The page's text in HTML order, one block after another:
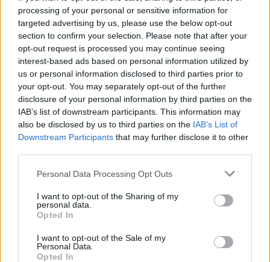
processing of your personal or sensitive information for
targeted advertising by us, please use the below opt-out
section to confirm your selection. Please note that after your
opt-out request is processed you may continue seeing
interest-based ads based on personal information utilized by
us or personal information disclosed to third parties prior to
your opt-out. You may separately opt-out of the further
disclosure of your personal information by third parties on the
IAB’s list of downstream participants. This information may
also be disclosed by us to third parties on the IAB’s List of
Downstream Participants that may further disclose it to other
Personal Data Processing Opt Outs
I want to opt-out of the Sharing of my
personal data.
Opted In
I want to opt-out of the Sale of my
Personal Data.
Opted In
Ranking de Muchachito Bombo Infierno TOP Música